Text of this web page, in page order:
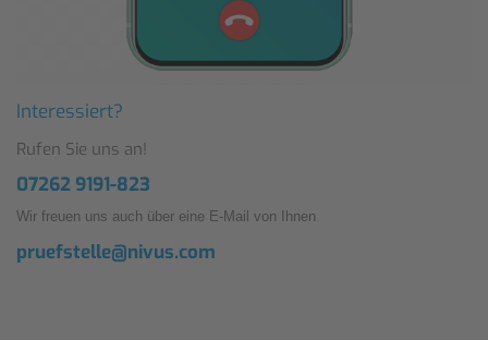
Interessiert?
Rufen Sie uns an!
07262 9191-823
Wir freuen uns auch über eine E-Mail von Ihnen
pruefstelle@nivus.com